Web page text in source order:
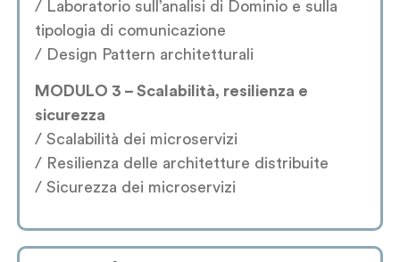
/ Laboratorio sull’analisi di Dominio e sulla
tipologia di comunicazione
/ Design Pattern architetturali
MODULO 3 – Scalabilità, resilienza e
sicurezza
/ Scalabilità dei microservizi
/ Resilienza delle architetture distribuite
/ Sicurezza dei microservizi